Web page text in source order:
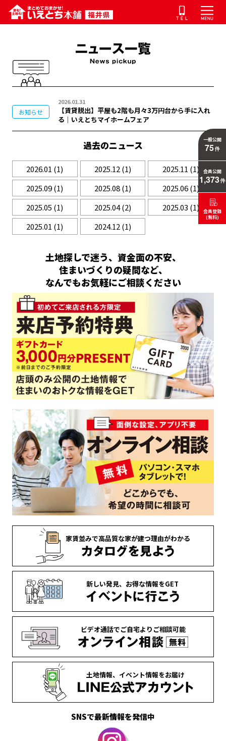
お知らせ
2026.01.31
【賃貸脱出】平屋も2階も月々3万円台から手に入れ
る｜いえとちマイホームフェア
過去のニュース
2026.01 (1) 2025.12(1) 2025.11 (1)
2025.09(1) 2025.08(1) 2025.06(1)
2025.05 (1) 2025.04(2) 2025.03 (1)
2025.01 (1) 2024.12(1)
土地探しで迷う、資金面の不安、
住まいづくりの疑問など、
なんでもお気軽にご相談ください
家賃並みで高品質な家が建つ理由がわかる
新しい発見、 お得な情報をGET
ビデオ通話でご自宅より ご相談可能
土地情報、 イベント情報をお届け
SNSで最新情報を発信中
一般公開
75件
会員公開
1,373件
会員登録
(無料)